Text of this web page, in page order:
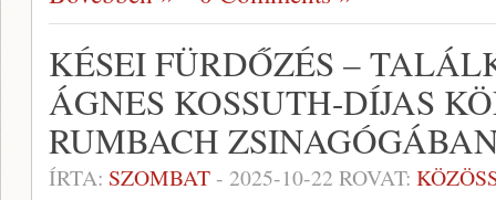
KÉSEI FÜRDŐZÉS –
ÁGNES KOSSUTH-DÍJAS
RUMBACH
ÍRTA: SZOMBAT- 2025-10-22 ROVAT: